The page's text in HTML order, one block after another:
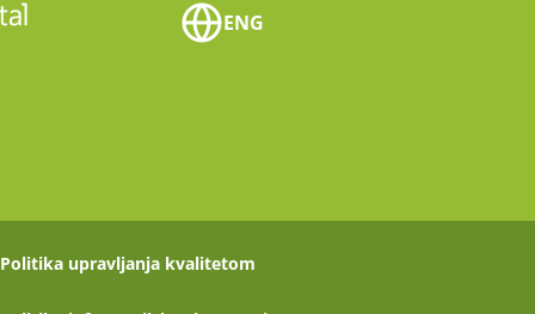
ENG
Politika upravljanja kvalitetom